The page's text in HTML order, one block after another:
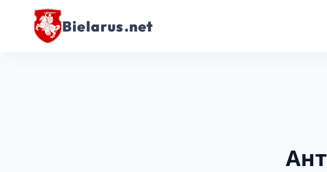
Bielarus.net